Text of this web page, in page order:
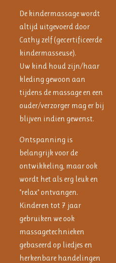
De kindermassage wordt
altijd uitgevoerd door
Cathy zelf (gecertificeerde
kindermasseuse).
Uw kind houd zijn/haar
kleding gewoon aan
tijdens de massage en een
ouder/verzorger mag er bij
blijven indien gewenst.
Ontspanning is
belangrijk voor de
ontwikkeling, maar ook
wordt het als erg leuk en
"relax" ontvangen.
Kinderen tot 7 jaar
gebruiken we ook
massagetechnieken
gebaseerd op liedjes en
herkenbare handelingen